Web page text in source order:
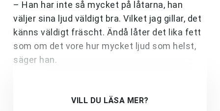
– Han har inte så mycket på låtarna, han
väljer sina ljud väldigt bra. Vilket jag gillar, det
känns väldigt fräscht. Ändå låter det lika fett
som om det vore hur mycket ljud som helst,
säger han.
VILL DU LÄSA MER?